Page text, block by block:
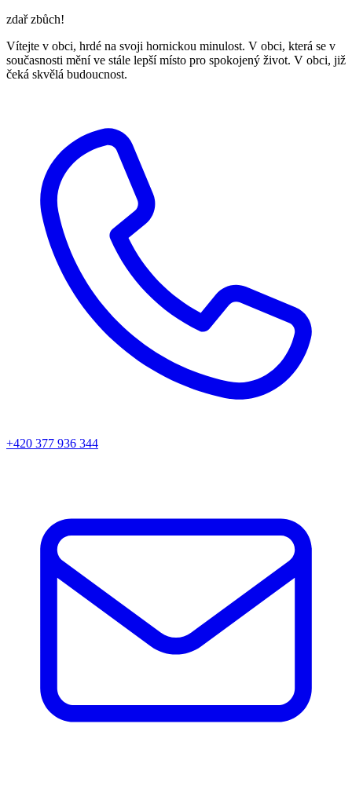
zdař zbůch!
Vítejte v obci, hrdé na svoji hornickou minulost. V obci, která se v
současnosti mění ve stále lepší místo pro spokojený život. V obci, již
čeká skvělá budoucnost.
+420 377 936 344